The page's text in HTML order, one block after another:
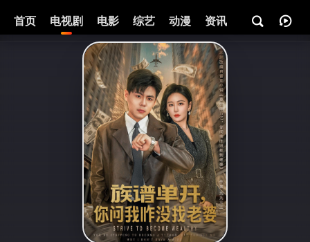
首页 电视剧 电影 综艺 动漫 资讯